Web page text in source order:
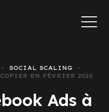
SOCIAL SCALING
EN FÉVRIER 2025
Ads à